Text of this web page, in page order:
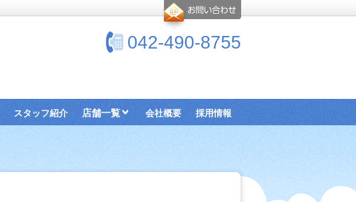
042-490-8755
スタッフ紹介 店舗一覧 会社概要 採用情報